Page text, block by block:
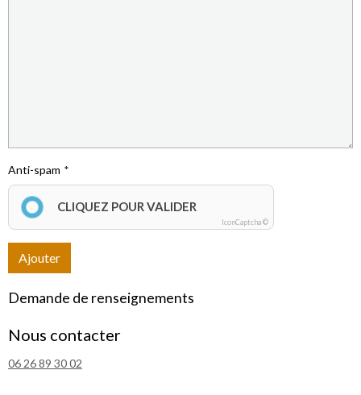
Anti-spam
CLIQUEZ POUR VALIDER
IconCaptcha ©
Ajouter
Demande de renseignements
Nous contacter
06 26 89 30 02